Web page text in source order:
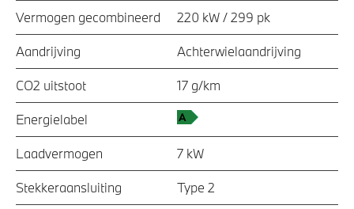
Vermogen gecombineerd 220 kW / 299 pk
Aandrijving Achterwielaandrijving
CO2 uitstoot 17 g/km
Energielabel
Laadvermogen 7 kW
Stekkeraansluiting Type 2